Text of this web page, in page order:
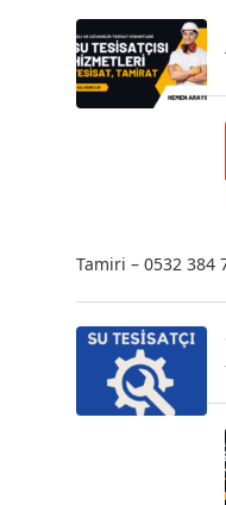
Tamiri – 0532 384